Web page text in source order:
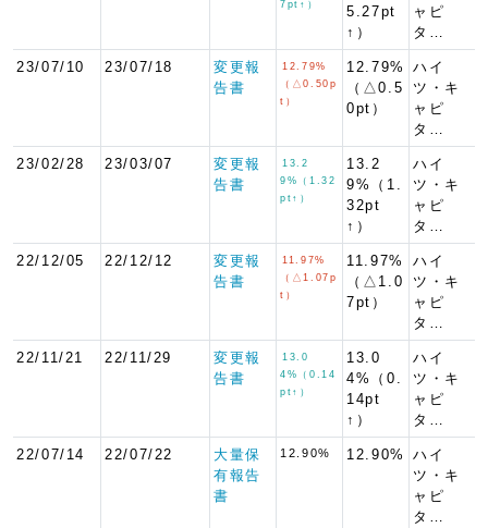
7pt↑）
5.27pt
↑）
ャピ
タ…
23/07/10 23/07/18
変更報
告書
12.79%
（△0.50p
t）
12.79%
（△0.5
0pt）
ハイ
ツ・キ
ャピ
タ…
23/02/28 23/03/07
変更報
告書
13.2
9%（1.32
pt↑）
13.2
9%（1.
32pt
↑）
ハイ
ツ・キ
ャピ
タ…
22/12/05 22/12/12
変更報
告書
11.97%
（△1.07p
t）
11.97%
（△1.0
7pt）
ハイ
ツ・キ
ャピ
タ…
22/11/21 22/11/29
変更報
告書
13.0
4%（0.14
pt↑）
13.0
4%（0.
14pt
↑）
ハイ
ツ・キ
ャピ
タ…
22/07/14 22/07/22
大量保
有報告
書
12.90% 12.90%
ハイ
ツ・キ
ャピ
タ…